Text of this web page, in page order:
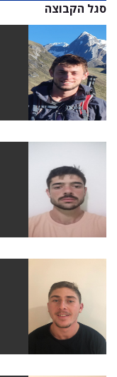
סגל הקבוצה